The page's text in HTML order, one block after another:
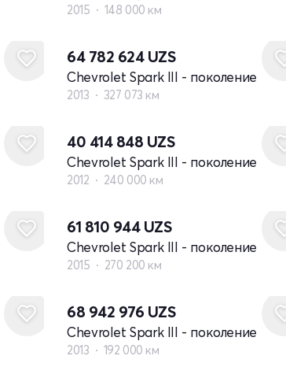
2015 148 000 км
64 782 624 UZS
Chevrolet Spark III - поколение
2013 327 073 км
40 414 848 UZS
Chevrolet Spark III - поколение
2012 240 000 км
61 810 944 UZS
Chevrolet Spark III - поколение
2015 270 200 км
68 942 976 UZS
Chevrolet Spark III - поколение
2013 192 000 км